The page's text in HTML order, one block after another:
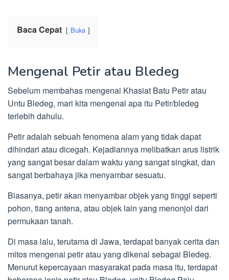
Baca Cepat Buka
Mengenal Petir atau Bledeg
Sebelum membahas mengenai Khasiat Batu Petir atau
Untu Bledeg, mari kita mengenal apa itu Petir/bledeg
terlebih dahulu.
Petir adalah sebuah fenomena alam yang tidak dapat
dihindari atau dicegah. Kejadiannya melibatkan arus listrik
yang sangat besar dalam waktu yang sangat singkat, dan
sangat berbahaya jika menyambar sesuatu.
Biasanya, petir akan menyambar objek yang tinggi seperti
pohon, tiang antena, atau objek lain yang menonjol dari
permukaan tanah.
Di masa lalu, terutama di Jawa, terdapat banyak cerita dan
mitos mengenai petir atau yang dikenal sebagai Bledeg.
Menurut kepercayaan masyarakat pada masa itu, terdapat